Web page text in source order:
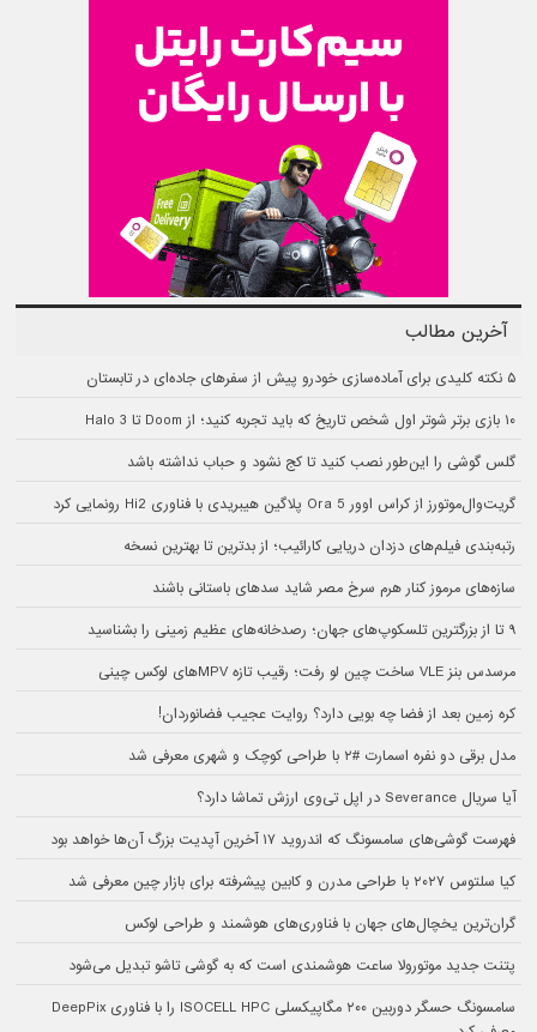
آخرین مطالب
۵ نکته کلیدی برای آماده‌سازی خودرو پیش از سفرهای جاده‌ای در تابستان
۱۰ بازی برتر شوتر اول شخص تاریخ که باید تجربه کنید؛ از Doom تا Halo 3
گلس گوشی را این‌طور نصب کنید تا کج نشود و حباب نداشته باشد
گریت‌وال‌موتورز از کراس اوور Ora 5 پلاگین هیبریدی با فناوری Hi2 رونمایی کرد
رتبه‌بندی فیلم‌های دزدان دریایی کارائیب؛ از بدترین تا بهترین نسخه
سازه‌های مرموز کنار هرم سرخ مصر شاید سدهای باستانی باشند
۹ تا از بزرگترین تلسکوپ‌های جهان؛ رصدخانه‌های عظیم زمینی را بشناسید
مرسدس بنز VLE ساخت چین لو رفت؛ رقیب تازه MPVهای لوکس چینی
کره زمین بعد از فضا چه بویی دارد؟ روایت عجیب فضانوردان!
مدل برقی دو نفره اسمارت #۲ با طراحی کوچک و شهری معرفی شد
آیا سریال Severance در اپل تی‌وی ارزش تماشا دارد؟
فهرست گوشی‌های سامسونگ که اندروید ۱۷ آخرین آپدیت بزرگ آن‌ها خواهد بود
کیا سلتوس ۲۰۲۷ با طراحی مدرن و کابین پیشرفته برای بازار چین معرفی شد
گران‌ترین یخچال‌های جهان با فناوری‌های هوشمند و طراحی لوکس
پتنت جدید موتورولا ساعت هوشمندی است که به گوشی تاشو تبدیل می‌شود
سامسونگ حسگر دوربین ۲۰۰ مگاپیکسلی ISOCELL HPC را با فناوری DeepPix